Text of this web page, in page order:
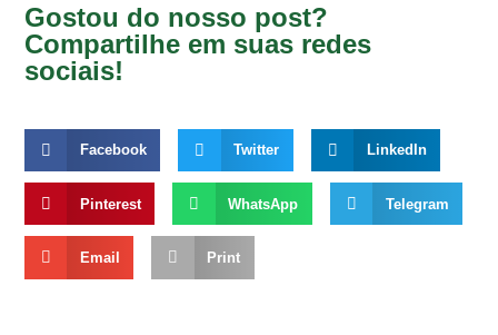
Gostou do nosso post?
Compartilhe em suas redes
sociais!
Facebook Twitter LinkedIn
Pinterest WhatsApp Telegram
Email Print